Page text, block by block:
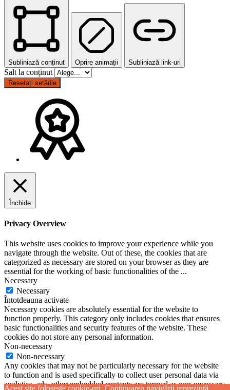
Subliniază conținut Oprire animații Subliniază link-uri
Salt la conținut
Resetați setările
Acest site folosește cookie-uri. Continuarea navigării reprezintă
Închide
Privacy Overview
This website uses cookies to improve your experience while you
navigate through the website. Out of these, the cookies that are
categorized as necessary are stored on your browser as they are
essential for the working of basic functionalities of the ...
Necessary
Necessary
Întotdeauna activate
Necessary cookies are absolutely essential for the website to
function properly. This category only includes cookies that ensures
basic functionalities and security features of the website. These
cookies do not store any personal information.
Non-necessary
Non-necessary
Any cookies that may not be particularly necessary for the website
to function and is used specifically to collect user personal data via
analytics, ads, other embedded contents are termed as non-necessary